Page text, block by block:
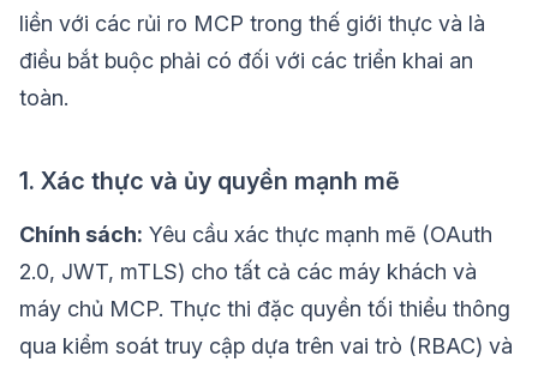
liền với các rủi ro MCP trong thế giới thực và là
điều bắt buộc phải có đối với các triển khai an
toàn.
1. Xác thực và ủy quyền mạnh mẽ
Chính sách: Yêu cầu xác thực mạnh mẽ (OAuth
2.0, JWT, mTLS) cho tất cả các máy khách và
máy chủ MCP. Thực thi đặc quyền tối thiểu thông
qua kiểm soát truy cập dựa trên vai trò (RBAC) và